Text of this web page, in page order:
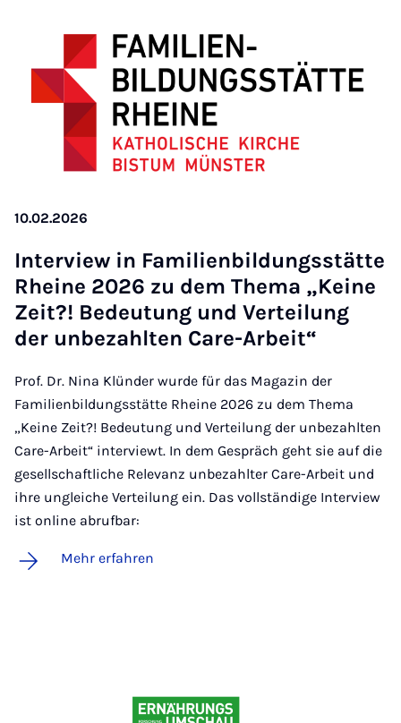
10.02.2026
In­ter­view in Fa­mi­li­en­bil­dungs­stät­te
Rhei­ne 2026 zu dem The­ma „K­ei­ne
Zeit?! Be­deu­tung und Ver­tei­lung
der un­be­zahl­ten Care-Ar­beit“
Prof. Dr. Nina Klünder wurde für das Magazin der
Familienbildungsstätte Rheine 2026 zu dem Thema
„Keine Zeit?! Bedeutung und Verteilung der unbezahlten
Care-Arbeit“ interviewt. In dem Gespräch geht sie auf die
gesellschaftliche Relevanz unbezahlter Care-Arbeit und
ihre ungleiche Verteilung ein. Das vollständige Interview
ist online abrufbar:
Mehr erfahren